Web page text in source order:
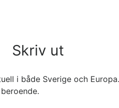
Skriv ut
i både Sverige och